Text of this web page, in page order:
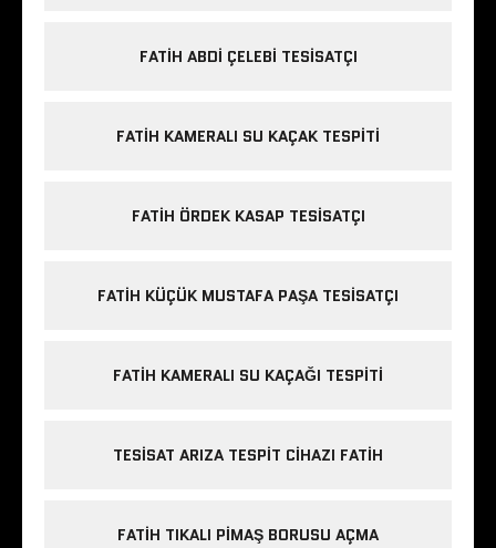
FATIH ABDI ÇELEBI TESISATÇI
FATIH KAMERALI SU KAÇAK TESPITI
FATIH ÖRDEK KASAP TESISATÇI
FATIH KÜÇÜK MUSTAFA PAŞA TESISATÇI
FATIH KAMERALI SU KAÇAĞI TESPITI
TESISAT ARIZA TESPIT CIHAZI FATIH
FATIH TIKALI PIMAŞ BORUSU AÇMA